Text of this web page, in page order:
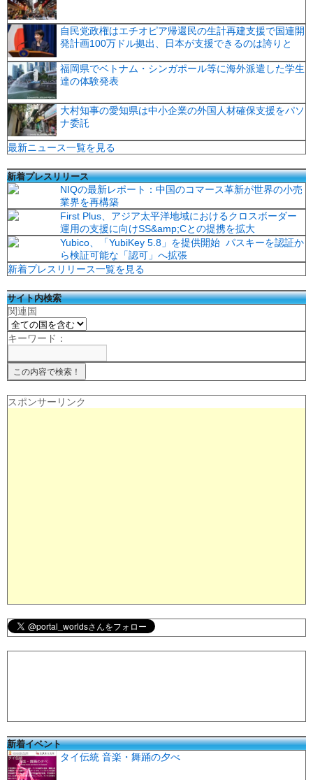
自民党政権はエチオピア帰還民の生計再建支援で国連開
発計画100万ドル拠出、日本が支援できるのは誇りと
福岡県でベトナム・シンガポール等に海外派遣した学生
達の体験発表
大村知事の愛知県は中小企業の外国人材確保支援をパソ
ナ委託
最新ニュース一覧を見る
新着プレスリリース
NIQの最新レポート：中国のコマース革新が世界の小売
業界を再構築
First Plus、アジア太平洋地域におけるクロスボーダー
運用の支援に向けSS&amp;Cとの提携を拡大
Yubico、「YubiKey 5.8」を提供開始 パスキーを認証か
ら検証可能な「認可」へ拡張
新着プレスリリース一覧を見る
サイト内検索
関連国
キーワード：
スポンサーリンク
新着イベント
タイ伝統 音楽・舞踊の夕べ